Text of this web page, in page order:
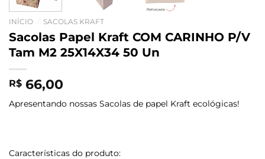
INÍCIO SACOLAS KRAFT
Sacolas Papel Kraft COM CARINHO P/V
Tam M2 25X14X34 50 Un
R$ 66,00
Apresentando nossas Sacolas de papel Kraft ecológicas!
Características do produto: